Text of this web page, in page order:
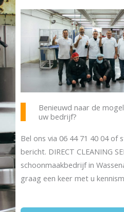
Benieuwd naar de
uw bedrijf?
Bel ons via 06 44 71 40 04of
bericht. DIRECT CLEANING
schoonmaakbedrijf in
graag een keer met u